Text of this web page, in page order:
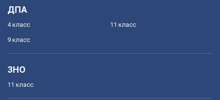
ДПА
4 класс
9 класс
11 класс
ЗНО
11 класс